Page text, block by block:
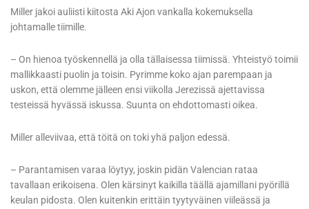
Miller jakoi auliisti kiitosta Aki Ajon vankalla kokemuksella
johtamalle tiimille.
– On hienoa työskennellä ja olla tällaisessa tiimissä. Yhteistyö toimii
mallikkaasti puolin ja toisin. Pyrimme koko ajan parempaan ja
uskon, että olemme jälleen ensi viikolla Jerezissä ajettavissa
testeissä hyvässä iskussa. Suunta on ehdottomasti oikea.
Miller alleviivaa, että töitä on toki yhä paljon edessä.
– Parantamisen varaa löytyy, joskin pidän Valencian rataa
tavallaan erikoisena. Olen kärsinyt kaikilla täällä ajamillani pyörillä
keulan pidosta. Olen kuitenkin erittäin tyytyväinen viileässä ja